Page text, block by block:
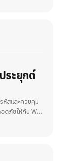
ระยุกต์
รหัสและควบคุม
ดภัยให้กับ Wi-